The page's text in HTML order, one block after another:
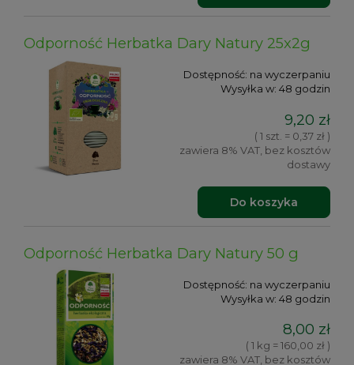
Odporność Herbatka Dary Natury 25x2g
Dostępność: na wyczerpaniu
Wysyłka w: 48 godzin
9,20 zł
( 1 szt. = 0,37 zł )
zawiera 8% VAT, bez kosztów
dostawy
Do koszyka
Odporność Herbatka Dary Natury 50 g
Dostępność: na wyczerpaniu
Wysyłka w: 48 godzin
8,00 zł
( 1 kg = 160,00 zł )
zawiera 8% VAT, bez kosztów